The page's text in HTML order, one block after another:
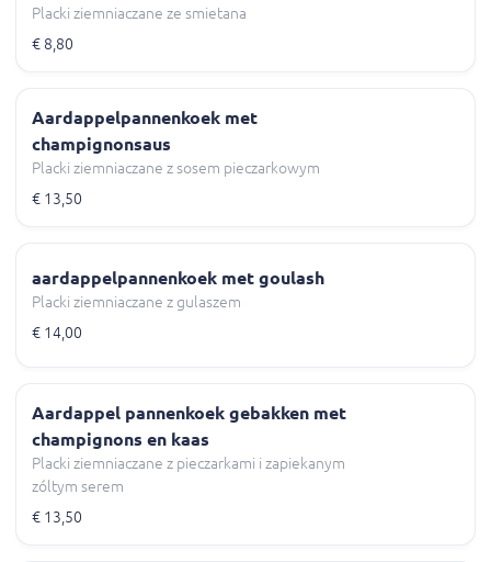
Placki ziemniaczane ze smietana
€ 8,80
Aardappelpannenkoek met
champignonsaus
Placki ziemniaczane z sosem pieczarkowym
€ 13,50
aardappelpannenkoek met goulash
Placki ziemniaczane z gulaszem
€ 14,00
Aardappel pannenkoek gebakken met
champignons en kaas
Placki ziemniaczane z pieczarkami i zapiekanym
zóltym serem
€ 13,50